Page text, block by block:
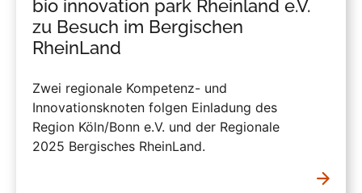
bio innovation park Rheinland e.V.
zu Besuch im Bergischen
RheinLand
Zwei regionale Kompetenz- und
Innovationsknoten folgen Einladung des
Region Köln/Bonn e.V. und der Regionale
2025 Bergisches RheinLand.